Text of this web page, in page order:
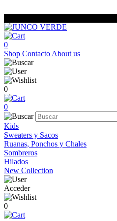
0
Shop Contacto About us
0
0
Kids
Sweaters y Sacos
Ruanas, Ponchos y Chales
Sombreros
Hilados
New Collection
Acceder
0